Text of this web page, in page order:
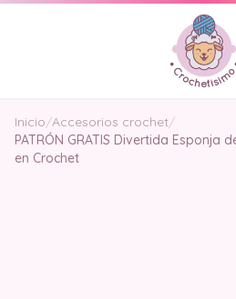
Inicio/Accesorios crochet/
PATRÓN GRATIS Divertida Esponja
en Crochet